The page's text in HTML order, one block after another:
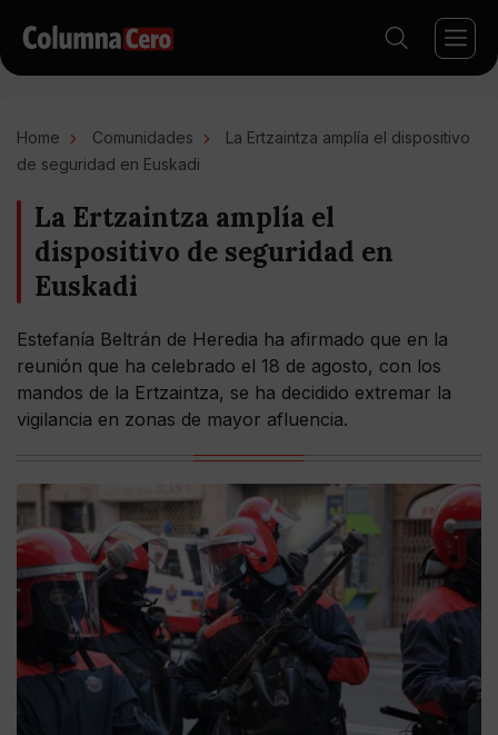
Home Comunidades
La Ertzaintza amplía el dispositivo
de seguridad en Euskadi
La Ertzaintza amplía el
dispositivo de seguridad en
Euskadi
Estefanía Beltrán de Heredia ha afirmado que en la
reunión que ha celebrado el 18 de agosto, con los
mandos de la Ertzaintza, se ha decidido extremar la
vigilancia en zonas de mayor afluencia.